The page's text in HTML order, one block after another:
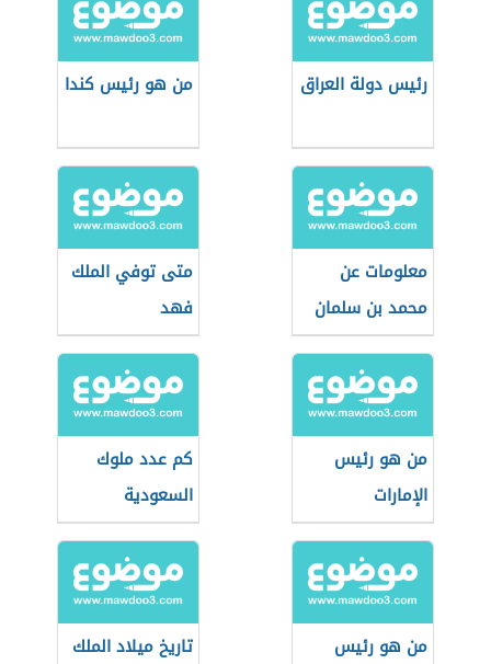
رئيس دولة العراق من هو رئيس كندا
معلومات عن
محمد بن سلمان
متى توفي الملك
فهد
من هو رئيس
الإمارات
كم عدد ملوك
السعودية
من هو رئيس
تاريخ ميلاد الملك